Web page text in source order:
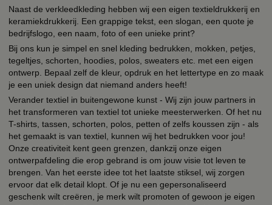
Naast de verkleedkleding hebben wij een eigen textieldrukkerij en
keramiekdrukkerij. Een grappige tekst, een slogan, een quote je
bedrijfslogo, een naam, foto of een unieke print?
Bij ons kun je simpel en snel kleding bedrukken, mokken, petjes,
tegeltjes, schorten, hoodies, polos, sweaters etc. met een eigen
ontwerp. Bepaal zelf de kleur, opdruk en het lettertype en zo maak
je een uniek design dat niemand anders heeft!
Verander textiel in buitengewone kunst - Wij zijn jouw partners in
het transformeren van textiel tot unieke meesterwerken. Of het nu
T-shirts, tassen, schorten, polos, petten of zelfs koussen zijn - als
het gemaakt is van textiel, kunnen wij het bedrukken voor jou!
Onze creativiteit kent geen grenzen, dankzij onze eigen
ontwerpafdeling die erop gebrand is om jouw visie tot leven te
brengen. Van het eerste idee tot het laatste stiksel, wij zorgen
ervoor dat elk detail klopt. Of je nu een gepersonaliseerd
geschenk wilt creëren, je merk wilt promoten of gewoon je eigen